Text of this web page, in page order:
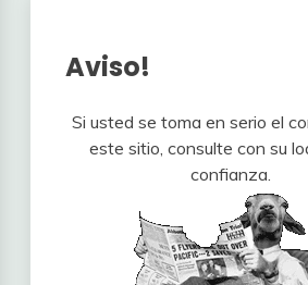
Aviso!
Si usted se toma en serio el
este sitio, consulte con su
confianza.